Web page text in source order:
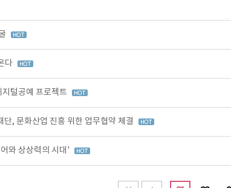
다
털공예 프로젝트
, 문화산업 진흥 위한 업무협약 체결
와 상상력의 시대'